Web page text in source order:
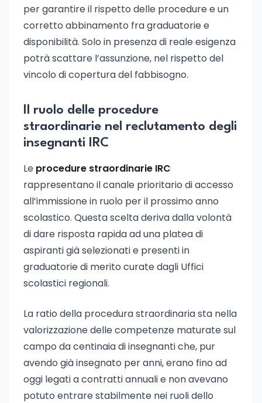
per garantire il rispetto delle procedure e un
corretto abbinamento fra graduatorie e
disponibilità. Solo in presenza di reale esigenza
potrà scattare l’assunzione, nel rispetto del
vincolo di copertura del fabbisogno.
Il ruolo delle procedure
straordinarie nel reclutamento degli
insegnanti IRC
Le procedure straordinarie IRC
rappresentano il canale prioritario di accesso
all’immissione in ruolo per il prossimo anno
scolastico. Questa scelta deriva dalla volontà
di dare risposta rapida ad una platea di
aspiranti già selezionati e presenti in
graduatorie di merito curate dagli Uffici
scolastici regionali.
La ratio della procedura straordinaria sta nella
valorizzazione delle competenze maturate sul
campo da centinaia di insegnanti che, pur
avendo già insegnato per anni, erano fino ad
oggi legati a contratti annuali e non avevano
potuto entrare stabilmente nei ruoli dello